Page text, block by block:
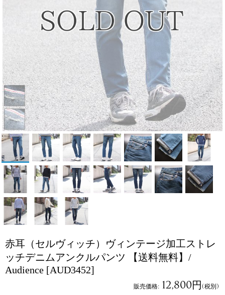
赤耳（セルヴィッチ）ヴィンテージ加工ストレ
ッチデニムアンクルパンツ 【送料無料】/
Audience [AUD3452]
販売価格: 12,800円(税別)